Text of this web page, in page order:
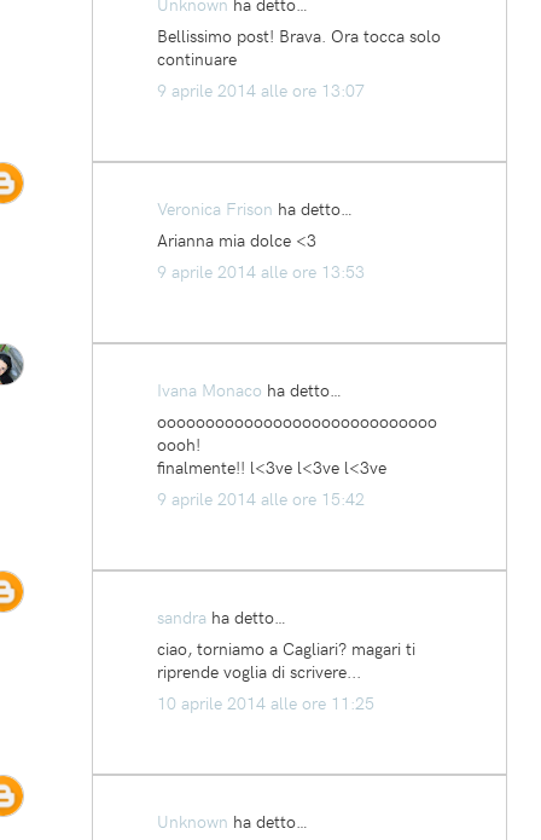
Bellissimo post! Brava. Ora tocca solo
continuare
9 aprile 2014 alle ore 13:07
Veronica Frison ha detto…
Arianna mia dolce <3
9 aprile 2014 alle ore 13:53
Ivana Monaco ha detto…
ooooooooooooooooooooooooooooo
oooh!
finalmente!! l<3ve l<3ve l<3ve
9 aprile 2014 alle ore 15:42
sandra ha detto…
ciao, torniamo a Cagliari? magari ti
riprende voglia di scrivere...
10 aprile 2014 alle ore 11:25
Unknown ha detto…